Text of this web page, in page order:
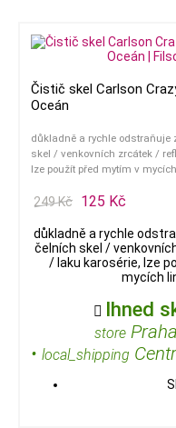
Čistič skel Carlson
Oceán
důkladně a rychle odstraňuje
skel / venkovních zrcátek /
lze použít před mytím v
249 Kč 125 Kč
důkladně a rychle
čelních skel /
/ laku karosérie, lze
mycích
 Ihned
store
• local_shipping